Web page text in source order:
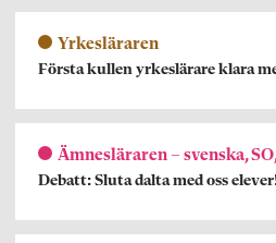
Yrkesläraren
Första kullen yrkeslärare klara
Ämnesläraren – svenska,
Debatt: Sluta dalta med oss